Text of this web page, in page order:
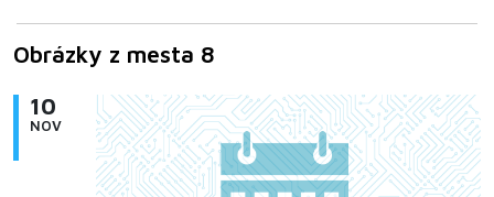
Obrázky z mesta 8
10
NOV